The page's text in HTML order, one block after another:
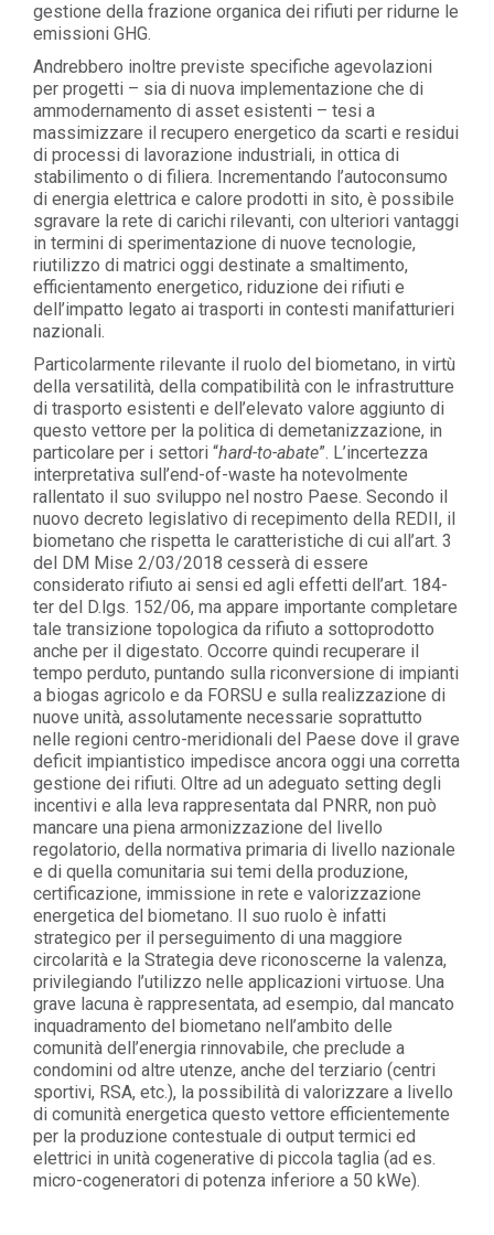
gestione della frazione organica dei rifiuti per ridurne le
emissioni GHG.
Andrebbero inoltre previste specifiche agevolazioni
per progetti – sia di nuova implementazione che di
ammodernamento di asset esistenti – tesi a
massimizzare il recupero energetico da scarti e residui
di processi di lavorazione industriali, in ottica di
stabilimento o di filiera. Incrementando l’autoconsumo
di energia elettrica e calore prodotti in sito, è possibile
sgravare la rete di carichi rilevanti, con ulteriori vantaggi
in termini di sperimentazione di nuove tecnologie,
riutilizzo di matrici oggi destinate a smaltimento,
efficientamento energetico, riduzione dei rifiuti e
dell’impatto legato ai trasporti in contesti manifatturieri
nazionali.
Particolarmente rilevante il ruolo del biometano, in virtù
della versatilità, della compatibilità con le infrastrutture
di trasporto esistenti e dell’elevato valore aggiunto di
questo vettore per la politica di demetanizzazione, in
particolare per i settori “hard-to-abate”. L’incertezza
interpretativa sull’end-of-waste ha notevolmente
rallentato il suo sviluppo nel nostro Paese. Secondo il
nuovo decreto legislativo di recepimento della REDII, il
biometano che rispetta le caratteristiche di cui all’art. 3
del DM Mise 2/03/2018 cesserà di essere
considerato rifiuto ai sensi ed agli effetti dell’art. 184-
ter del D.lgs. 152/06, ma appare importante completare
tale transizione topologica da rifiuto a sottoprodotto
anche per il digestato. Occorre quindi recuperare il
tempo perduto, puntando sulla riconversione di impianti
a biogas agricolo e da FORSU e sulla realizzazione di
nuove unità, assolutamente necessarie soprattutto
nelle regioni centro-meridionali del Paese dove il grave
deficit impiantistico impedisce ancora oggi una corretta
gestione dei rifiuti. Oltre ad un adeguato setting degli
incentivi e alla leva rappresentata dal PNRR, non può
mancare una piena armonizzazione del livello
regolatorio, della normativa primaria di livello nazionale
e di quella comunitaria sui temi della produzione,
certificazione, immissione in rete e valorizzazione
energetica del biometano. Il suo ruolo è infatti
strategico per il perseguimento di una maggiore
circolarità e la Strategia deve riconoscerne la valenza,
privilegiando l’utilizzo nelle applicazioni virtuose. Una
grave lacuna è rappresentata, ad esempio, dal mancato
inquadramento del biometano nell’ambito delle
comunità dell’energia rinnovabile, che preclude a
condomini od altre utenze, anche del terziario (centri
sportivi, RSA, etc.), la possibilità di valorizzare a livello
di comunità energetica questo vettore efficientemente
per la produzione contestuale di output termici ed
elettrici in unità cogenerative di piccola taglia (ad es.
micro-cogeneratori di potenza inferiore a 50 kWe).